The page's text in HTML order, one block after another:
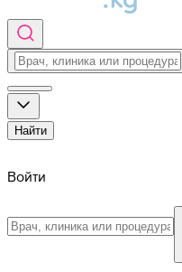
Найти
Войти